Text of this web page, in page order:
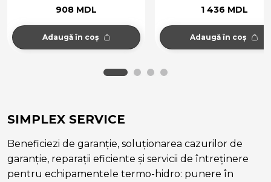
908 MDL
Adaugă în coș
1 436 MDL
Adaugă în coș
SIMPLEX SERVICE
Beneficiezi de garanție, soluționarea cazurilor de
garanție, reparații eficiente și servicii de întreținere
pentru echipamentele termo-hidro: punere în